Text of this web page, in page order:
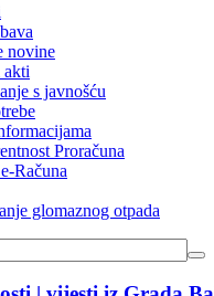
novine
akti
s javnošću
Proračuna
Računa
glomaznog otpada